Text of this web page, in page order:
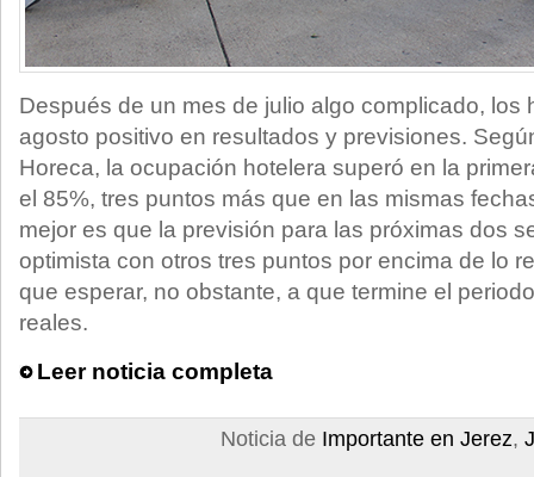
Después de un mes de julio algo complicado, los
agosto positivo en resultados y previsiones.
Horeca, la ocupación hotelera superó en la
el 85%, tres puntos más que en las mismas
mejor es que la previsión para las próximas dos
optimista con otros tres puntos por encima de lo
que esperar, no obstante, a que termine el
reales.
Leer noticia completa
Noticia de Importante en Jerez,